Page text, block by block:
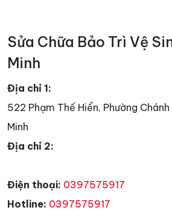
Sửa Chữa Bảo Trì Vệ
Minh
Địa chỉ 1:
522 Phạm Thế Hiển, Phường Chánh
Minh
Địa chỉ 2:
Điện thoại: 0397575917
Hotline: 0397575917